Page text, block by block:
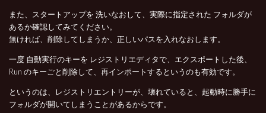
また、スタートアップを 洗いなおして、実際に指定された フォルダが
あるか確認してみてください。
無ければ、削除してしまうか、正しいパスを入れなおします。
一度 自動実行のキーを レジストリエディタで、エクスポートした後、
Run のキーごと削除して、再インポートするというのも有効です。
というのは、レジストリエントリーが、壊れていると、起動時に勝手に
フォルダが開いてしまうことがあるからです。